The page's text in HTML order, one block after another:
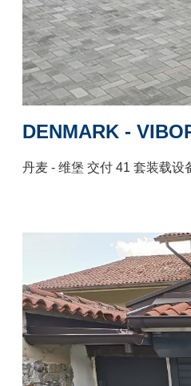
DENMARK -
丹麦 - 维堡 交付 41 套装载设